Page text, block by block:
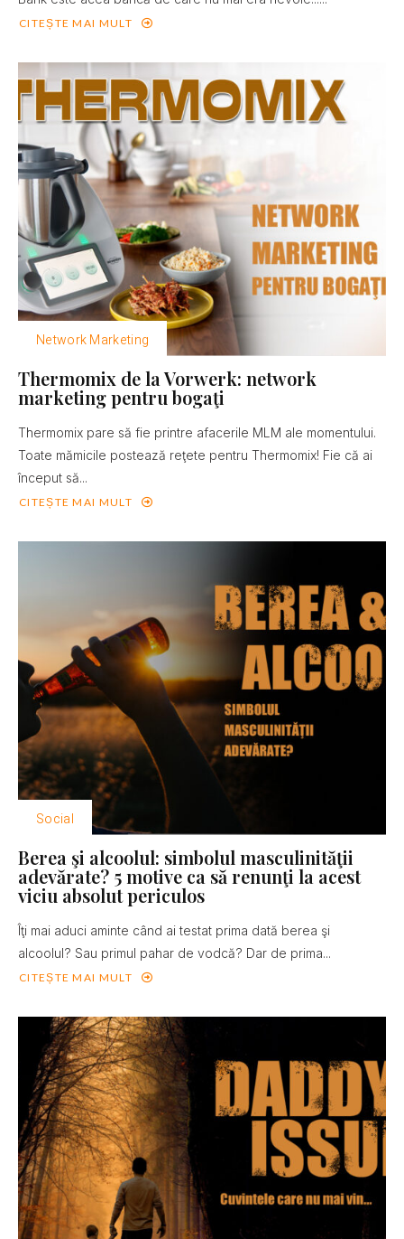
CITEȘTE MAI MULT
Network Marketing
Thermomix de la Vorwerk: network
marketing pentru bogaţi
Thermomix pare să fie printre afacerile MLM ale momentului.
Toate mămicile postează reţete pentru Thermomix! Fie că ai
început să...
CITEȘTE MAI MULT
Social
Berea şi alcoolul: simbolul masculinităţii
adevărate? 5 motive ca să renunţi la acest
viciu absolut periculos
Îţi mai aduci aminte când ai testat prima dată berea şi
alcoolul? Sau primul pahar de vodcă? Dar de prima...
CITEȘTE MAI MULT